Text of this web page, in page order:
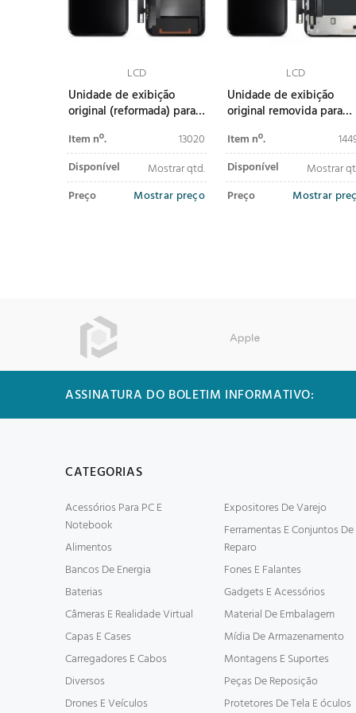
LCD
Unidade de exibição
original (reformada) para
Item nº.
13020
Disponível
Mostrar qtd.
Preço
Mostrar preço
LCD
Unidade de exibição
original removida para
Item nº.
Disponível
Mostrar
Preço
Mostrar
ASSINATURA DO BOLETIM INFORMATIVO:
CATEGORIAS
Acessórios Para PC E
Notebook
Alimentos
Bancos De Energia
Baterias
Câmeras E Realidade Virtual
Capas E Cases
Carregadores E Cabos
Diversos
Drones E Veículos
Expositores De Varejo
Ferramentas E Conjuntos De
Reparo
Fones E Falantes
Gadgets E Acessórios
Material De Embalagem
Mídia De Armazenamento
Montagens E Suportes
Peças De Reposição
Protetores De Tela E óculos